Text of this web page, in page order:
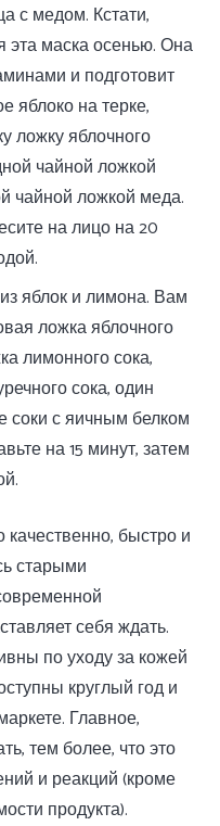
с медом. Кстати,
эта маска осенью. Она
и подготовит
яблоко на терке,
ложку яблочного
чайной ложкой
чайной ложкой меда.
на лицо на 20
яблок и лимона. Вам
ложка яблочного
лимонного сока,
сока, один
с яичным белком
на 15 минут, затем
быстро и
старыми
себя ждать.
по уходу за кожей
круглый год и
Главное,
тем более, что это
и реакций (кроме
продукта).